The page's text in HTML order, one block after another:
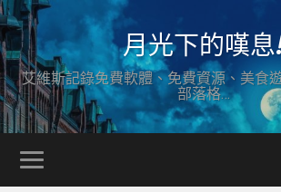
月光下的嘆
艾維斯記錄免費軟體、免費資源、美食
部落格…